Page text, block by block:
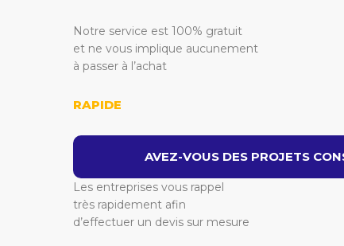
Notre service est 100% gratuit
et ne vous implique aucunement
à passer à l’achat
RAPIDE
AVEZ-VOUS DES PROJETS
Les entreprises vous rappel
très rapidement afin
d’effectuer un devis sur mesure